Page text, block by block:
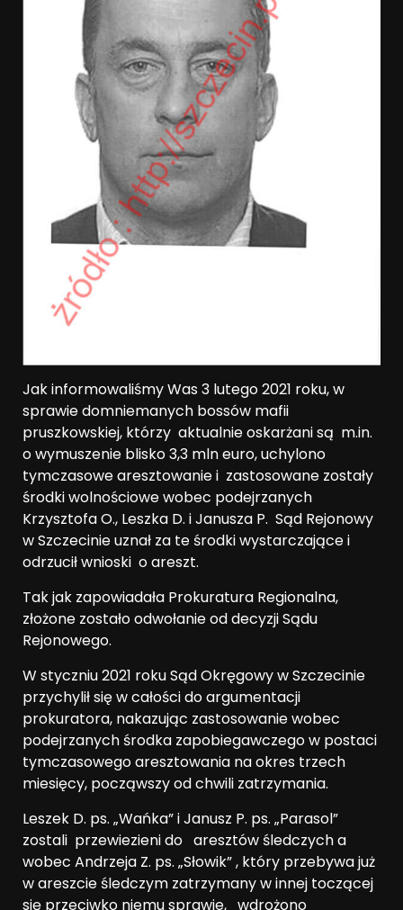
Jak informowaliśmy Was 3 lutego 2021 roku, w
sprawie domniemanych bossów mafii
pruszkowskiej, którzy aktualnie oskarżani są m.in.
o wymuszenie blisko 3,3 mln euro, uchylono
tymczasowe aresztowanie i zastosowane zostały
środki wolnościowe wobec podejrzanych
Krzysztofa O., Leszka D. i Janusza P. Sąd Rejonowy
w Szczecinie uznał za te środki wystarczające i
odrzucił wnioski o areszt.
Tak jak zapowiadała Prokuratura Regionalna,
złożone zostało odwołanie od decyzji Sądu
Rejonowego.
W styczniu 2021 roku Sąd Okręgowy w Szczecinie
przychylił się w całości do argumentacji
prokuratora, nakazując zastosowanie wobec
podejrzanych środka zapobiegawczego w postaci
tymczasowego aresztowania na okres trzech
miesięcy, począwszy od chwili zatrzymania.
Leszek D. ps. „Wańka” i Janusz P. ps. „Parasol”
zostali przewiezieni do aresztów śledczych a
wobec Andrzeja Z. ps. „Słowik” , który przebywa już
w areszcie śledczym zatrzymany w innej toczącej
się przeciwko niemu sprawie, wdrożono